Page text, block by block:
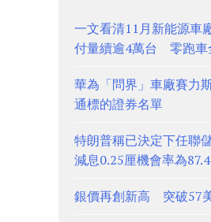
一文看清11月新能源
付量續逾4萬台 零跑車
華為「問界」車廠賽力
通標的證券名單
特朗普稱已決定下任聯
減息0.25厘機會率為
銀價再創新高 突破57